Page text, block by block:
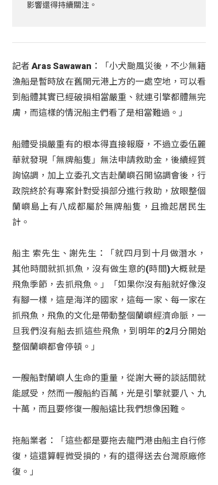
影響還得持續關注。
記者 Aras Sawawan：「小犬颱風災後，不少無籍
漁船是暫時放在舊開元港上方的一處空地，可以看
到船體其實已經破損相當嚴重、就連引擎都體無完
膚，而這樣的情況船主們看了是相當難過。」
船體受損嚴重有的根本得直接報廢，不過立委伍麗
華就發現「無牌船隻」無法申請救助金，後續經質
詢協調，加上立委孔文吉赴蘭嶼召開協調會後，行
政院終於有專案針對受損部分進行救助，放眼整個
蘭嶼島上有八成都屬於無牌船隻，且擔起居民生
計。
船主 索先生、謝先生：「就四月到十月做潛水，
其他時間就抓抓魚，沒有做生意的(時間)大概就是
飛魚季節，去抓飛魚。」「如果你沒有船就好像沒
有腳一樣，這是海洋的國家，這每一家、每一家在
抓飛魚，飛魚的文化是帶動整個蘭嶼經濟命脈，一
旦我們沒有船去抓這些飛魚，到明年的2月分開始
整個蘭嶼都會停頓。」
一艘船對蘭嶼人生命的重量，從謝大哥的談話間就
能感受，然而一艘船約百萬，光是引擎就要八、九
十萬，而且要修復一艘船遠比我們想像困難。
拖船業者：「這些都是要拖去龍門港由船主自行修
復，這還算輕微受損的，有的還得送去台灣原廠修
復。」